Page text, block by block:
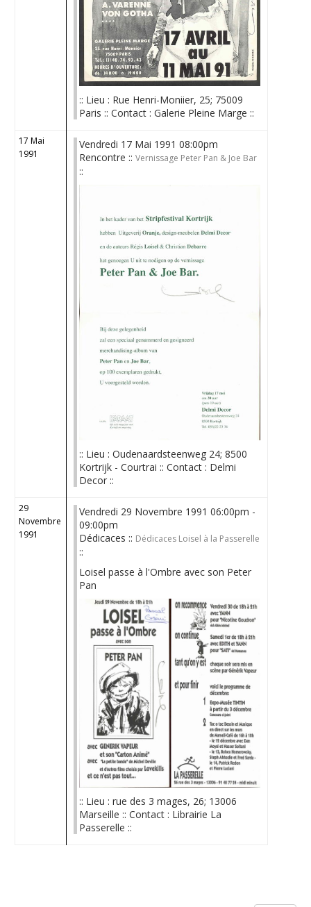
:: Lieu : Rue Henri-Moniier, 25; 75009
Paris :: Contact : Galerie Pleine Marge ::
17 Mai
1991
Vendredi 17 Mai 1991 08:00pm
Rencontre ::Vernissage Peter Pan & Joe Bar
::
:: Lieu : Oudenaardsteenweg 24; 8500
Kortrijk - Courtrai :: Contact : Delmi
Decor ::
29
Novembre
1991
Vendredi 29 Novembre 1991 06:00pm -
09:00pm
Dédicaces :: Dédicaces Loisel à la Passerelle
::
Loisel passe à l'Ombre avec son Peter
Pan
:: Lieu : rue des 3 mages, 26; 13006
Marseille :: Contact : Librairie La
Passerelle ::